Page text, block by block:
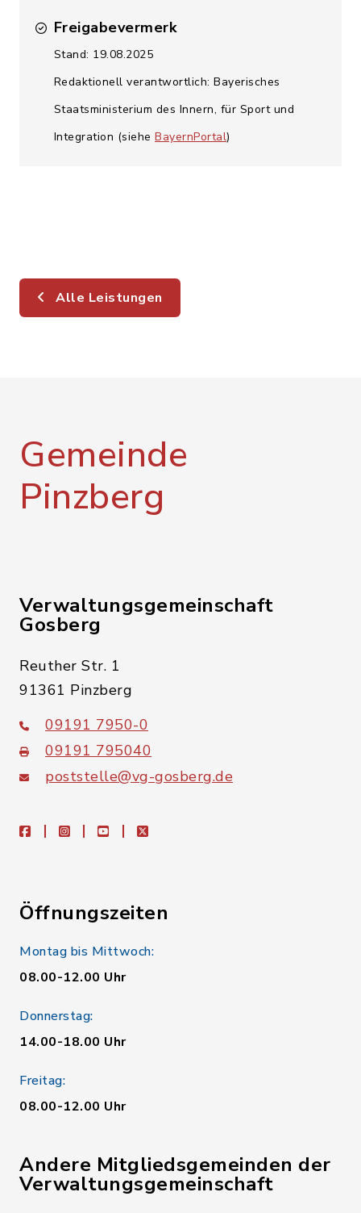
Freigabevermerk
Stand: 19.08.2025
Redaktionell verantwortlich: Bayerisches
Staatsministerium des Innern, für Sport und
Integration (siehe BayernPortal)
Alle Leistungen
Gemeinde
Pinzberg
Verwaltungsgemeinschaft
Gosberg
Reuther Str. 1
91361 Pinzberg
09191 7950-0
09191 795040
poststelle@vg-gosberg.de
facebookinstagramyoutubeX
Öffnungszeiten
Montag bis Mittwoch:
08.00-12.00 Uhr
Donnerstag:
14.00-18.00 Uhr
Freitag:
08.00-12.00 Uhr
Andere Mitgliedsgemeinden der
Verwaltungsgemeinschaft